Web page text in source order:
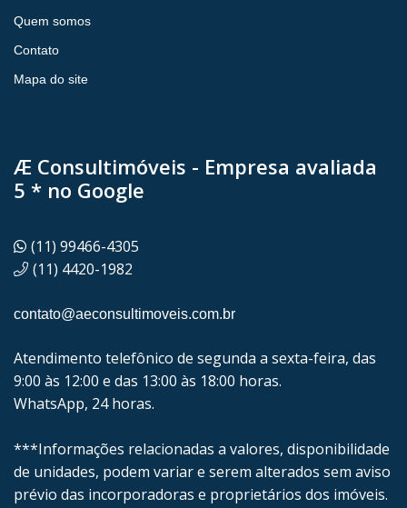
Quem somos
Contato
Mapa do site
Æ Consultimóveis - Empresa avaliada
5 * no Google
(11) 99466-4305
(11) 4420-1982
contato@aeconsultimoveis.com.br
Atendimento telefônico de segunda a sexta-feira, das
9:00 às 12:00 e das 13:00 às 18:00 horas.
WhatsApp, 24 horas.
***Informações relacionadas a valores, disponibilidade
de unidades, podem variar e serem alterados sem aviso
prévio das incorporadoras e proprietários dos imóveis.